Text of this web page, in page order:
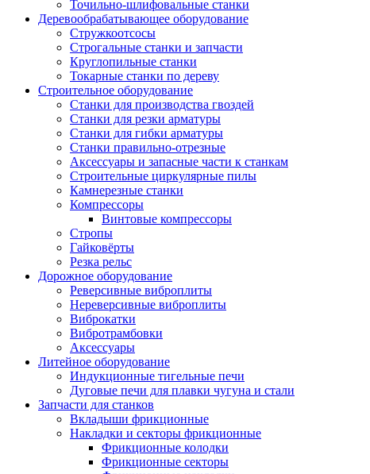
Точильно-шлифовальные станки
Деревообрабатывающее оборудование
Стружкоотсосы
Строгальные станки и запчасти
Круглопильные станки
Токарные станки по дереву
Строительное оборудование
Станки для производства гвоздей
Станки для резки арматуры
Станки для гибки арматуры
Станки правильно-отрезные
Аксессуары и запасные части к станкам
Строительные циркулярные пилы
Камнерезные станки
Компрессоры
Винтовые компрессоры
Стропы
Гайковёрты
Резка рельс
Дорожное оборудование
Реверсивные виброплиты
Нереверсивные виброплиты
Виброкатки
Вибротрамбовки
Аксессуары
Литейное оборудование
Индукционные тигельные печи
Дуговые печи для плавки чугуна и стали
Запчасти для станков
Вкладыши фрикционные
Накладки и секторы фрикционные
Фрикционные колодки
Фрикционные секторы